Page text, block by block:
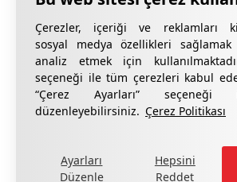
Çerezler, içeriği ve reklamları
sosyal medya özellikleri
analiz etmek için
seçeneği ile tüm çerezleri kabul
“Çerez Ayarları” seçeneği
düzenleyebilirsiniz. Çerez Politikası
Ayarları
Düzenle
Hepsini
Reddet
Gizlilik Bildirimi
KVKK
Şikâyetleriniz için lütfen formu